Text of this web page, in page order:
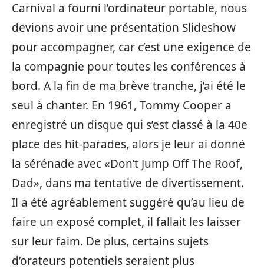
Carnival a fourni l’ordinateur portable, nous
devions avoir une présentation Slideshow
pour accompagner, car c’est une exigence de
la compagnie pour toutes les conférences à
bord. A la fin de ma brève tranche, j’ai été le
seul à chanter. En 1961, Tommy Cooper a
enregistré un disque qui s’est classé à la 40e
place des hit-parades, alors je leur ai donné
la sérénade avec «Don’t Jump Off The Roof,
Dad», dans ma tentative de divertissement.
Il a été agréablement suggéré qu’au lieu de
faire un exposé complet, il fallait les laisser
sur leur faim. De plus, certains sujets
d’orateurs potentiels seraient plus